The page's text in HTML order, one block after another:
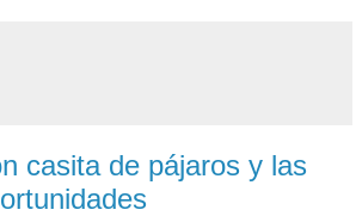
casita de pájaros y las